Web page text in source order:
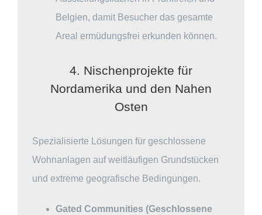
Belgien, damit Besucher das gesamte
Areal ermüdungsfrei erkunden können.
4. Nischenprojekte für
Nordamerika und den Nahen
Osten
Spezialisierte Lösungen für geschlossene
Wohnanlagen auf weitläufigen Grundstücken
und extreme geografische Bedingungen.
Gated Communities (Geschlossene